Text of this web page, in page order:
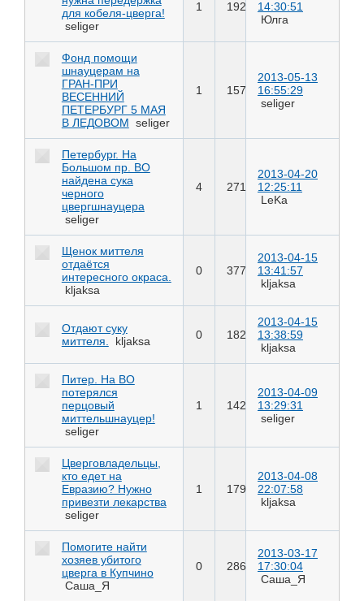
для кобеля-цверга!
seliger
1 192
14:30:51
Юлга
Фонд помощи
шнауцерам на
ГРАН-ПРИ
ВЕСЕННИЙ
ПЕТЕРБУРГ 5 МАЯ
В ЛЕДОВОМ seliger
1 157
2013-05-13
16:55:29
seliger
Петербург. На
Большом пр. ВО
найдена сука
черного
цвергшнауцера
seliger
4 271
2013-04-20
12:25:11
LeKa
Щенок миттеля
отдаётся
интересного окраса.
kljaksa
0 377
2013-04-15
13:41:57
kljaksa
Отдают суку
миттеля.
kljaksa 0 182
2013-04-15
13:38:59
kljaksa
Питер. На ВО
потерялся
перцовый
миттельшнауцер!
seliger
1 142
2013-04-09
13:29:31
seliger
Цверговладельцы,
кто едет на
Евразию? Нужно
привезти лекарства
seliger
1 179
2013-04-08
22:07:58
kljaksa
Помогите найти
хозяев убитого
цверга в Купчино
Саша_Я
0 286
2013-03-17
17:30:04
Саша_Я